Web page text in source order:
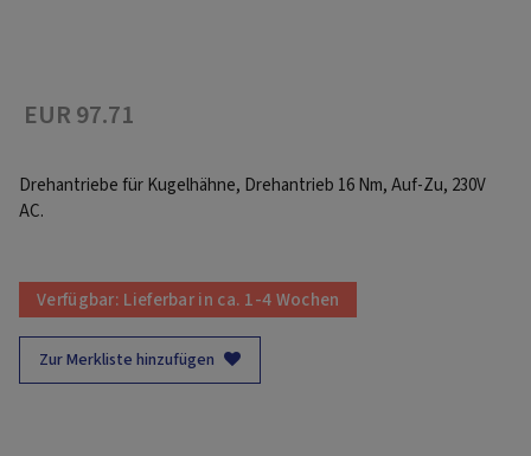
EUR 97.71
Drehantriebe für Kugelhähne, Drehantrieb 16 Nm, Auf-Zu, 230V
AC.
Verfügbar: Lieferbar in ca. 1-4 Wochen
Zur Merkliste hinzufügen